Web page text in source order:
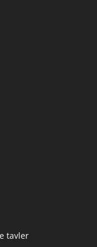
tavler